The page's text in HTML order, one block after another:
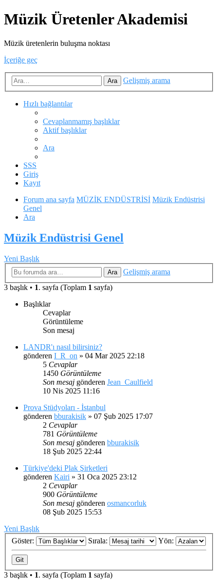
Müzik Üretenler Akademisi
Müzik üretenlerin buluşma noktası
İçeriğe geç
Ara Gelişmiş arama
Hızlı bağlantılar
Cevaplanmamış başlıklar
Aktif başlıklar
Ara
SSS
Giriş
Kayıt
Forum ana sayfa MÜZİK ENDÜSTRİSİ Müzik Endüstrisi
Genel
Ara
Müzik Endüstrisi Genel
Yeni Başlık
Ara
Gelişmiş arama
3 başlık • 1. sayfa (Toplam 1 sayfa)
Başlıklar
Cevaplar
Görüntüleme
Son mesaj
LANDR'ı nasıl bilirsiniz?
gönderen I_R_on » 04 Mar 2025 22:18
5 Cevaplar
1450 Görüntüleme
Son mesaj gönderen Jean_Caulfield
10 Nis 2025 11:16
Prova Stüdyoları - İstanbul
gönderen bburakisik » 07 Şub 2025 17:07
2 Cevaplar
781 Görüntüleme
Son mesaj gönderen bburakisik
18 Şub 2025 22:44
Türkiye'deki Plak Şirketleri
gönderen Kairi » 31 Oca 2025 23:12
2 Cevaplar
900 Görüntüleme
Son mesaj gönderen osmancorluk
08 Şub 2025 15:53
Yeni Başlık
Göster:
Sırala: Yön:
3 başlık • 1. sayfa (Toplam 1 sayfa)